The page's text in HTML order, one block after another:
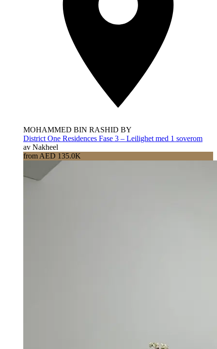
MOHAMMED BIN RASHID BY
District One Residences Fase 3 – Leilighet med 1 soverom
av Nakheel
from AED 135.0K